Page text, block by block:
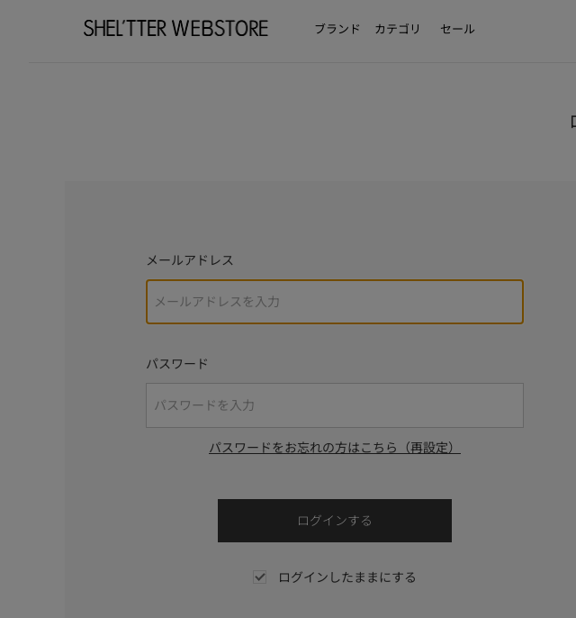
ブランド カテゴリ セール
メールアドレス
パスワード
パスワードをお忘れの方はこちら（再設定）
ログインしたままにする